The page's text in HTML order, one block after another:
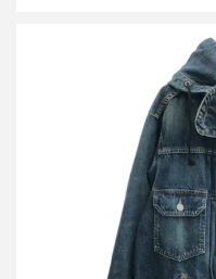
ファセッタズム リーバイ
ト
買